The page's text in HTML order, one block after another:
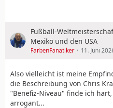
Fußball-
Mexiko und den USA
FarbenFanatiker 11. Juni
Also vielleicht ist meine
die Beschreibung von Chris
"Benefiz-Niveau" finde ich
arrogant...